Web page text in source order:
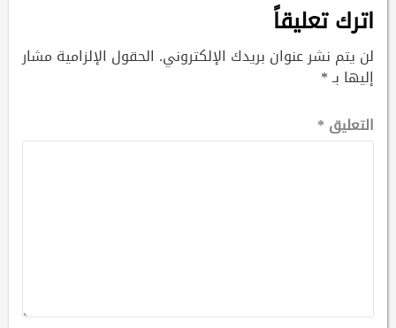
اترك تعليقاً
لن يتم نشر عنوان بريدك الإلكتروني. الحقول الإلزامية مشار
إليها بـ*
التعليق *